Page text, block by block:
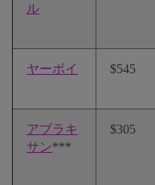
ル
ヤーボイ $545
アブラキ
サン***
$305